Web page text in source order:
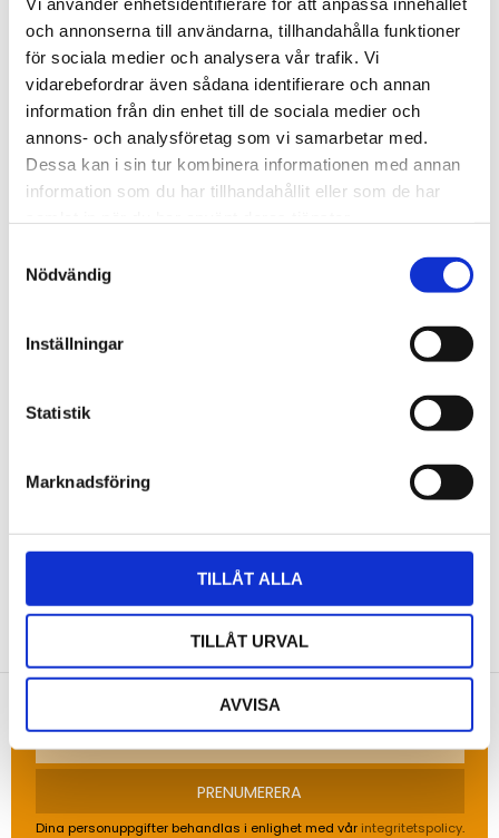
och annonserna till användarna, tillhandahålla funktioner
för sociala medier och analysera vår trafik. Vi
vidarebefordrar även sådana identifierare och annan
information från din enhet till de sociala medier och
annons- och analysföretag som vi samarbetar med.
Dessa kan i sin tur kombinera informationen med annan
information som du har tillhandahållit eller som de har
Nödvändig
Inställningar
Statistik
Marknadsföring
TILLÅT ALLA
TILLÅT URVAL
AVVISA
mätningar med utmärkt långsiktig stabilitet.
STÄLL EN FRÅGA OM PRODUKTEN
Egenskaper Specifikation
Bli den första att lämna ett omdöme.
NYHETSBREV
Anmäl dig till vårt nyhetsbrev och ta del av de
senaste nyheterna!
PRENUMERERA
Dina personuppgifter behandlas i enlighet med vår integritetspolicy.